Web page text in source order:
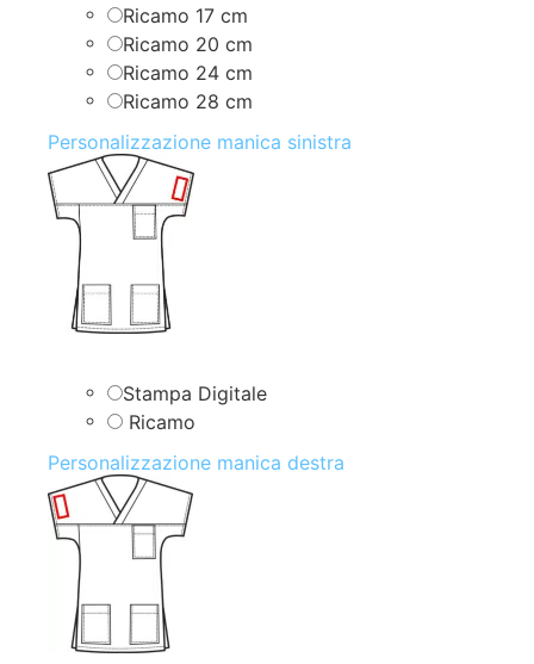
Ricamo 17 cm
Ricamo 20 cm
Ricamo 24 cm
Ricamo 28 cm
Personalizzazione manica sinistra
Stampa Digitale
Ricamo
Personalizzazione manica destra